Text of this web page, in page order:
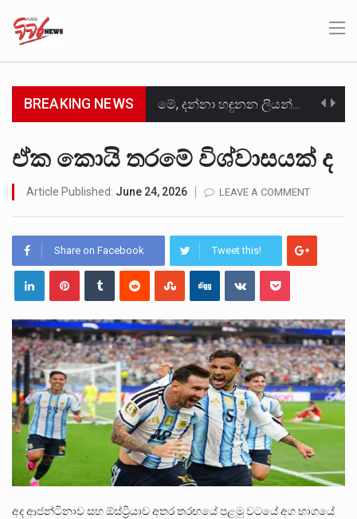
BREAKING NEWS මේ, දන්නා හඳුනන ලියන්නකුගේ නන්නාඳුනන අඩවියක සැරිසරා ලද ආස්වාදනීය මොහොතක සිංහාවලෝකනයකි .කෙටි කවියක දිගු බර…
උපරිමාධිකරණ විනිශ්චයකාරවරුන්ගේ හා ඉන් පහළ විනිශ්චයකාරවරුන්ගේ විශ්‍රාම වයස දීර්ඝ කිරීම සඳහා සකස් කර ඇති විසිදෙවන…
බන්ධනාගාර රැදවියන් 1,021 දෙනෙකු ඉකුත් වසර පහක කාලය තුලදී (2020 ජනවාරි 01 සිට 2025 දෙසැම්බර්…
අගෝස්තු මස දෙවන ඉරිදා ලිට් රූම් සූම් සංවාදය පැවැත්වෙන්නේ "කතා කරන මහ වැව" නම් නකතාවක්…
ලාල් කාන්ත ඇමතිවරයා අධිකරණ විනිශ්චයකාරවරුන්ගේ විශ්‍රාම යෑමේ වයස සම්බන්ධයෙන් නිහඬව සිටින ලෙස තමාට දැනුම් දුන්…
2011 වසරේදී දේශපාලන හා මානව හිමිකම් ක්‍රියාකාරීන් වන ලලිත්කුමාර් වීරරාජ් සහ කුගන් මුරුගානන්දන් යාපනයේදී අතුරුදන්…
ඒක කොයි තරමේ විශ්වාසයක් ද
Article Published: June 24, 2026 LEAVE A COMMENT
Share on Facebook Tweet this!
අද ආජන්ටිනාව සහ ඕස්ට්‍රියාව අතර තරඟයේ පළමු වටයේ අග භාගයේ